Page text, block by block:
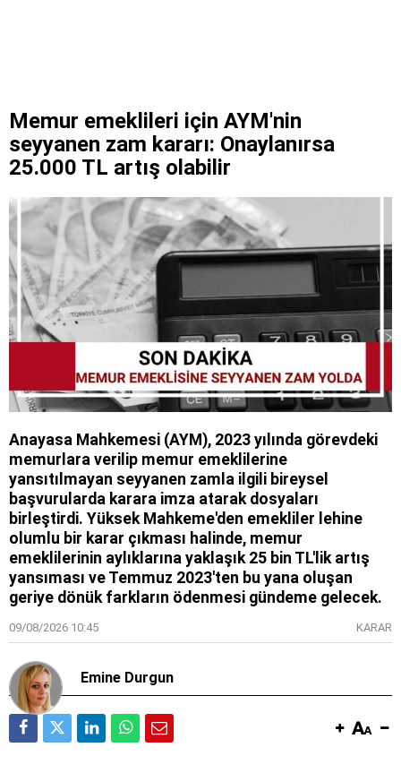
Memur emeklileri için AYM'nin
seyyanen zam kararı: Onaylanırsa
25.000 TL artış olabilir
Anayasa Mahkemesi (AYM), 2023 yılında görevdeki
memurlara verilip memur emeklilerine
yansıtılmayan seyyanen zamla ilgili bireysel
başvurularda karara imza atarak dosyaları
birleştirdi. Yüksek Mahkeme'den emekliler lehine
olumlu bir karar çıkması halinde, memur
emeklilerinin aylıklarına yaklaşık 25 bin TL'lik artış
yansıması ve Temmuz 2023'ten bu yana oluşan
geriye dönük farkların ödenmesi gündeme gelecek.
09/08/2026 10:45 KARAR
Emine Durgun